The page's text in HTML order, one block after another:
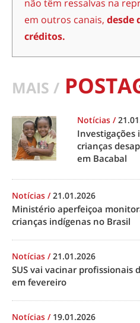
não têm ressalvas na
em outros canais, desde
créditos.
MAIS /
Notícias /
Investigações
crianças
em Bacabal
Notícias /21.01.2026
Ministério aperfeiçoa
crianças indígenas no Brasil
Notícias /21.01.2026
SUS vai vacinar profissionais
em fevereiro
Notícias / 19.01.2026